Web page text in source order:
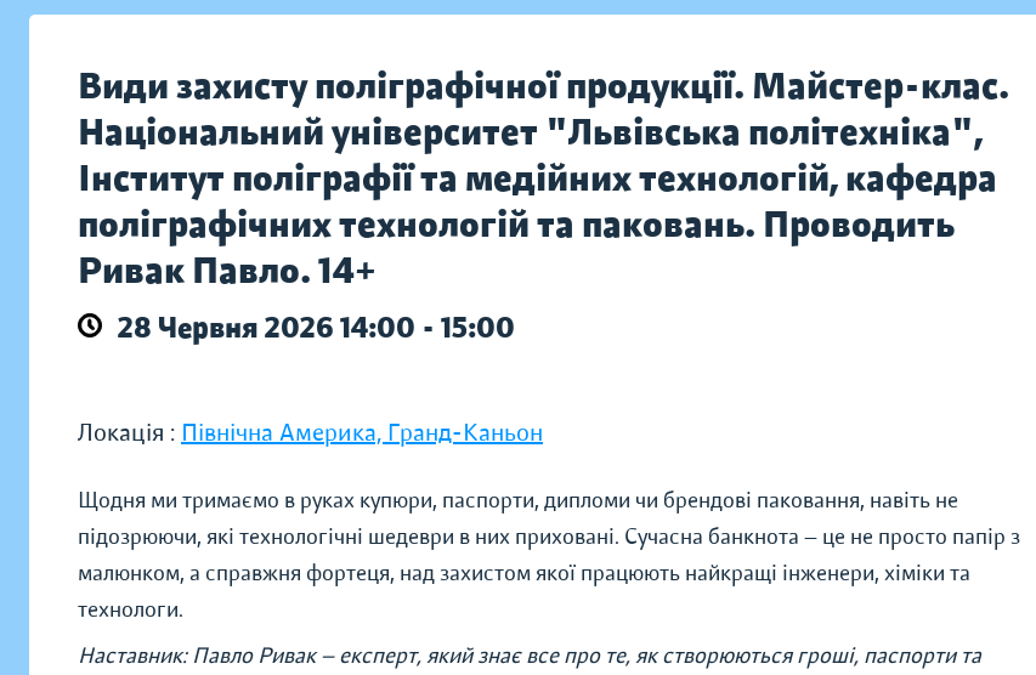
Види захисту поліграфічної продукції. Майстер-клас.
Національний університет "Львівська політехніка",
Інститут поліграфії та медійних технологій, кафедра
поліграфічних технологій та паковань. Проводить
Ривак Павло. 14+
28 Червня 2026 14:00 - 15:00
Локація : Північна Америка, Гранд-Каньон
Щодня ми тримаємо в руках купюри, паспорти, дипломи чи брендові паковання, навіть не
підозрюючи, які технологічні шедеври в них приховані. Сучасна банкнота — це не просто папір з
малюнком, а справжня фортеця, над захистом якої працюють найкращі інженери, хіміки та
технологи.
Наставник: Павло Ривак — експерт, який знає все про те, як створюються гроші, паспорти та